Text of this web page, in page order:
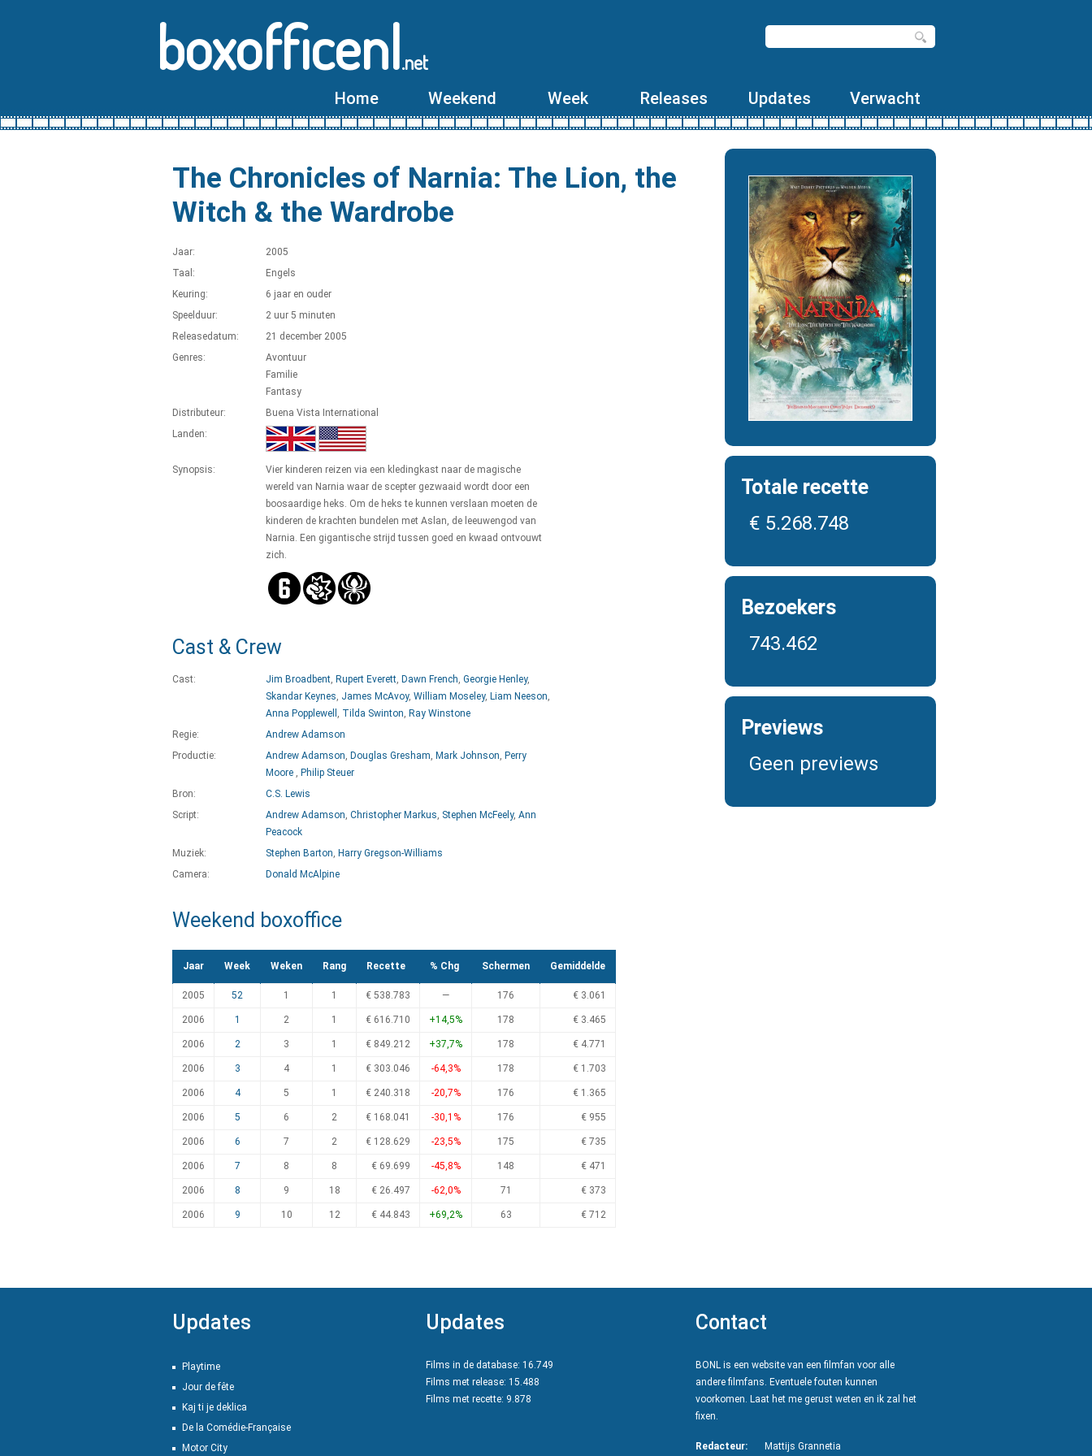
boxofficenl.net
Home Weekend Week Releases Updates Verwacht
The Chronicles of Narnia: The Lion, the
Witch & the Wardrobe
Jaar:
2005
Taal:
Engels
Keuring:
6 jaar en ouder
Speelduur:
2 uur 5 minuten
Releasedatum:
21 december 2005
Genres:
Avontuur
Familie
Fantasy
Distributeur:
Buena Vista International
Landen:
Synopsis:
Vier kinderen reizen via een kledingkast naar de magische
wereld van Narnia waar de scepter gezwaaid wordt door een
boosaardige heks. Om de heks te kunnen verslaan moeten de
kinderen de krachten bundelen met Aslan, de leeuwengod van
Narnia. Een gigantische strijd tussen goed en kwaad ontvouwt
zich.
Cast & Crew
Cast: Jim Broadbent, Rupert Everett, Dawn French, Georgie Henley,
Skandar Keynes, James McAvoy, William Moseley, Liam Neeson,
Anna Popplewell , Tilda Swinton, Ray Winstone
Regie:
Andrew Adamson
Productie:
Andrew Adamson, Douglas Gresham, Mark Johnson, Perry
Moore , Philip Steuer
Bron:
C.S. Lewis
Script:
Andrew Adamson, Christopher Markus, Stephen McFeely, Ann
Peacock
Muziek:
Stephen Barton, Harry Gregson-Williams
Camera:
Donald McAlpine
Weekend boxoffice
Jaar Week Weken Rang Recette % Chg Schermen Gemiddelde
2005 52 1 1 € 538.783 — 176 € 3.061
2006 1 2 1 € 616.710 +14,5% 178 € 3.465
2006 2 3 1 € 849.212 +37,7% 178 € 4.771
2006 3 4 1 € 303.046 -64,3% 178 € 1.703
2006 4 5 1 € 240.318 -20,7% 176 € 1.365
2006 5 6 2 € 168.041 -30,1% 176 € 955
2006 6 7 2 € 128.629 -23,5% 175 € 735
2006 7 8 8 € 69.699 -45,8% 148 € 471
2006 8 9 18 € 26.497 -62,0% 71 € 373
2006 9 10 12 € 44.843 +69,2% 63 € 712
Totale recette
€ 5.268.748
Bezoekers
743.462
Previews
Geen previews
Updates
Playtime
Jour de fête
Kaj ti je deklica
De la Comédie-Française
Motor City
Updates
Films in de database: 16.749
Films met release: 15.488
Films met recette: 9.878
Contact
BONL is een website van een filmfan voor alle
andere filmfans. Eventuele fouten kunnen
voorkomen. Laat het me gerust weten en ik zal het
fixen.
Redacteur: Mattijs Grannetia